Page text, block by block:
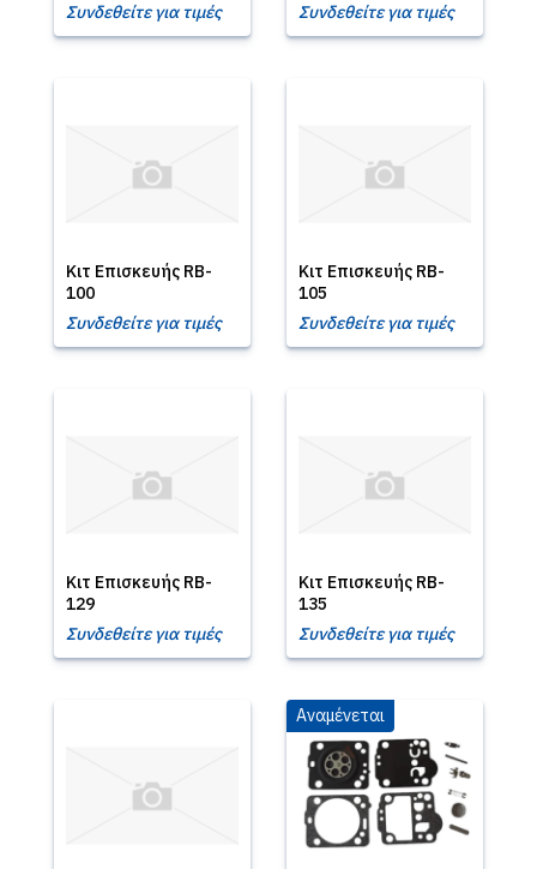
Συνδεθείτε για τιμές
Συνδεθείτε για τιμές
Κιτ Επισκευής RB-
100
Συνδεθείτε για τιμές
Κιτ Επισκευής RB-
105
Συνδεθείτε για τιμές
Κιτ Επισκευής RB-
129
Συνδεθείτε για τιμές
Κιτ Επισκευής RB-
135
Συνδεθείτε για τιμές
Αναμένεται